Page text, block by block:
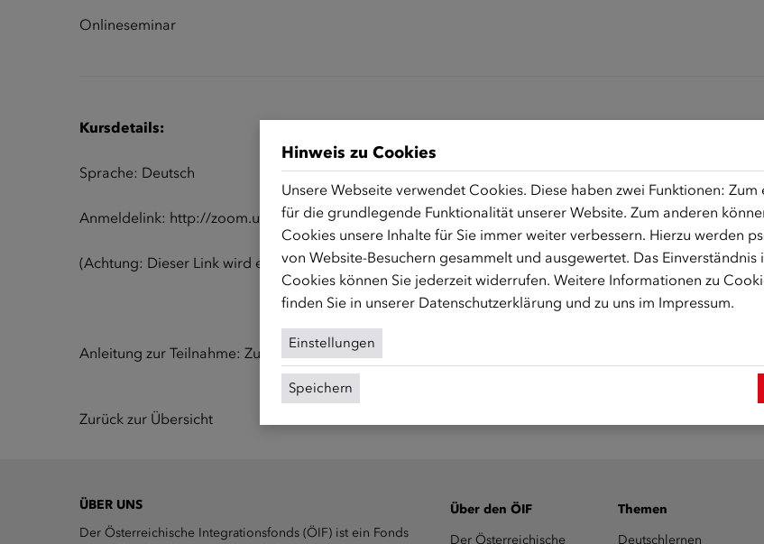
Onlineseminar
Kursdetails:
Sprache: Deutsch
Anmeldelink: http://zoom.us/j/82531558136
(Achtung: Dieser Link wird erst 15 Minuten vor dem Start des Onlinekurses aktiviert.)
Anleitung zur Teilnahme: Zum Anleitungsvideo
Zurück zur Übersicht
ÜBER UNS
Der Österreichische Integrationsfonds (ÖIF) ist ein Fonds
Über den ÖIF
Der Österreichische
Themen
Deutschlernen
Hinweis zu Cookies
Unsere Webseite verwendet Cookies. Diese haben zwei Funktionen:
für die grundlegende Funktionalität unserer Website. Zum anderen
Cookies unsere Inhalte für Sie immer weiter verbessern. Hierzu werden
von Website-Besuchern gesammelt und ausgewertet. Das
Cookies können Sie jederzeit widerrufen. Weitere Informationen zu
finden Sie in unserer Datenschutzerklärung und zu uns im Impressum.
Einstellungen
Speichern